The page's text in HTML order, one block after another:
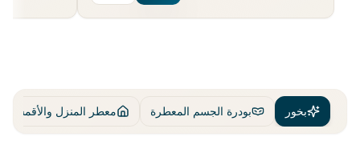
بخور بودرة الجسم المعطرة معطر المنزل والأقمشة